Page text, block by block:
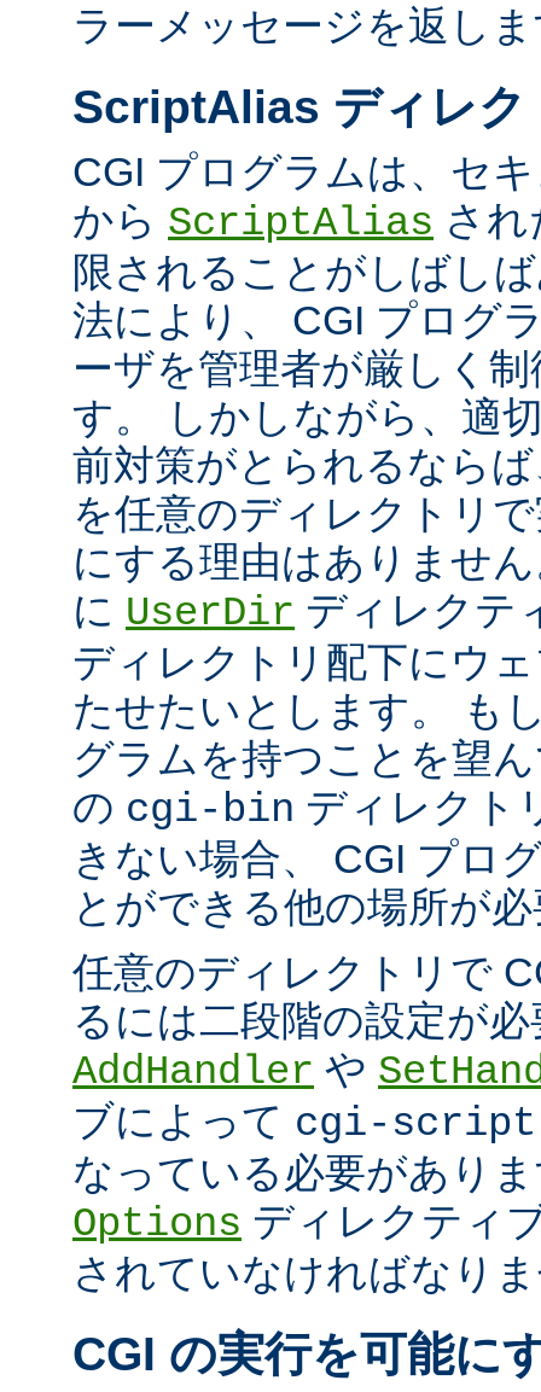
ラーメッセージを返し
ScriptAlias ディレク
CGI プログラムは、セ
から ScriptAlias さ
限されることがしばし
法により、 CGI プログ
ーザを管理者が厳しく
す。 しかしながら、適
前対策がとられるなら
を任意のディレクトリ
にする理由はありませ
に UserDir ディレクテ
ディレクトリ配下にウ
たせたいとします。 も
グラムを持つことを望
の cgi-bin ディレクト
きない場合、 CGI プロ
とができる他の場所が
任意のディレクトリで
るには二段階の設定が
AddHandler や
ブによって cgi-script
なっている必要があり
Options ディレクティ
されていなければなり
CGI の実行を可能に